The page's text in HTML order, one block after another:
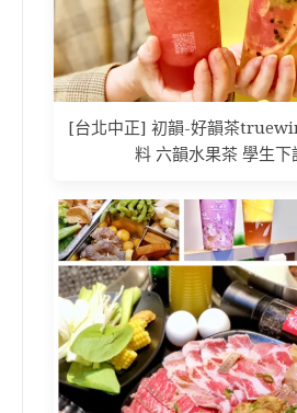
[台北中正] 初韻-好韻茶
料 六韻水果茶 學生下